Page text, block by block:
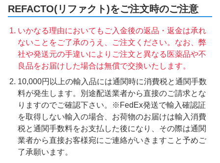
REFACTO(リファクト)をご注文時のご注意
いかなる理由においてもご入金後の返品・返金は承れ
ないことをご了承のうえ、ご注文ください。なお、弊
社や発送元の手違いによりご注文と異なる医薬品や不
良品をお届けした場合は無償で交換いたします。
10,000円以上の輸入品には通関時に消費税と通関手数
料が発生します。別途配送業者から直接のご請求とな
りますのでご確認下さい。※FedEx発送で輸入確認証
を取得しない輸入の場合、お荷物のお届けは輸入消費
税と通関手数料をお支払した後になり、その際は通関
業者から直接お客様宛にご連絡がいきますこと予めご
了承願います。